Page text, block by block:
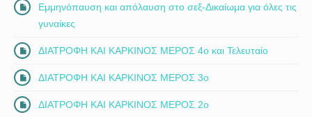
Εμμηνόπαυση και απόλαυση στο σεξ-Δικαίωμα για όλες τις
γυναίκες
ΔΙΑΤΡΟΦΗ ΚΑΙ ΚΑΡΚΙΝΟΣ ΜΕΡΟΣ 4ο και Τελευταίο
ΔΙΑΤΡΟΦΗ ΚΑΙ ΚΑΡΚΙΝΟΣ ΜΕΡΟΣ 3ο
ΔΙΑΤΡΟΦΗ ΚΑΙ ΚΑΡΚΙΝΟΣ ΜΕΡΟΣ 2ο